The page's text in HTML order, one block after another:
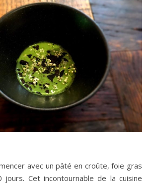
avec un pâté en croûte, foie gras
Cet incontournable de la cuisine